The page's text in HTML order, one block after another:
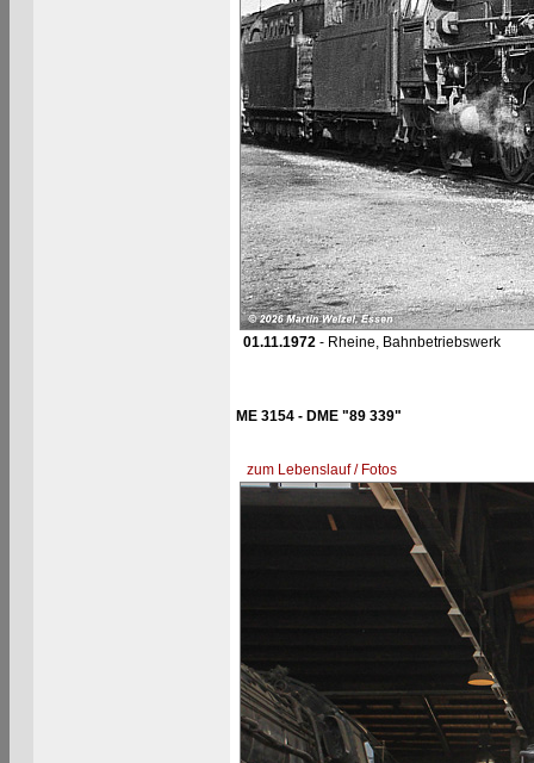
01.11.1972- Rheine, Bahnbetriebswerk
ME 3154 - DME "89 339"
zum Lebenslauf / Fotos